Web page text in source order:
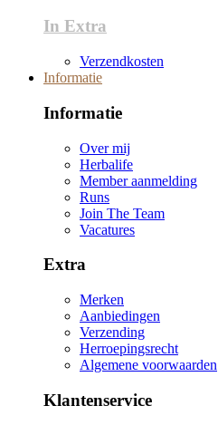
In Extra
Verzendkosten
Informatie
Informatie
Over mij
Herbalife
Member aanmelding
Runs
Join The Team
Vacatures
Extra
Merken
Aanbiedingen
Verzending
Herroepingsrecht
Algemene voorwaarden
Klantenservice